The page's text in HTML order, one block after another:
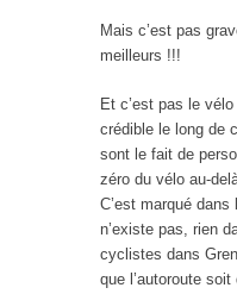
Mais c’est pas
meilleurs !!!
Et c’est pas le
crédible le long de
sont le fait de
zéro du vélo au-
C’est marqué
n’existe pas, rien
cyclistes dans
que l’autoroute